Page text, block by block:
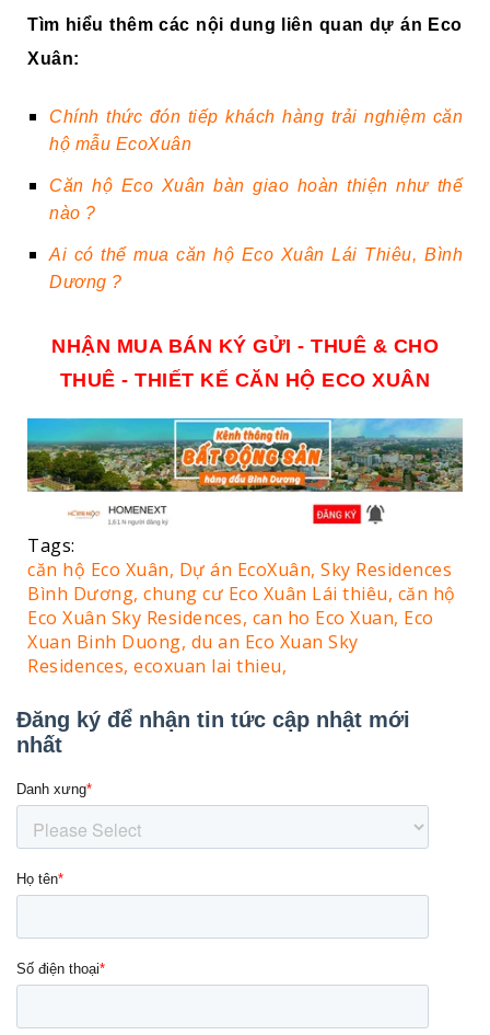
Tìm hiểu thêm các nội dung liên quan dự án Eco
Xuân:
Chính thức đón tiếp khách hàng trải nghiệm căn
hộ mẫu EcoXuân
Căn hộ Eco Xuân bàn giao hoàn thiện như thế
nào ?
Ai có thể mua căn hộ Eco Xuân Lái Thiêu, Bình
Dương ?
NHẬN MUA BÁN KÝ GỬI - THUÊ & CHO
THUÊ - THIẾT KẾ CĂN HỘ ECO XUÂN
Tags:
căn hộ Eco Xuân, Dự án EcoXuân, Sky Residences
Bình Dương, chung cư Eco Xuân Lái thiêu, căn hộ
Eco Xuân Sky Residences, can ho Eco Xuan, Eco
Xuan Binh Duong, du an Eco Xuan Sky
Residences, ecoxuan lai thieu,